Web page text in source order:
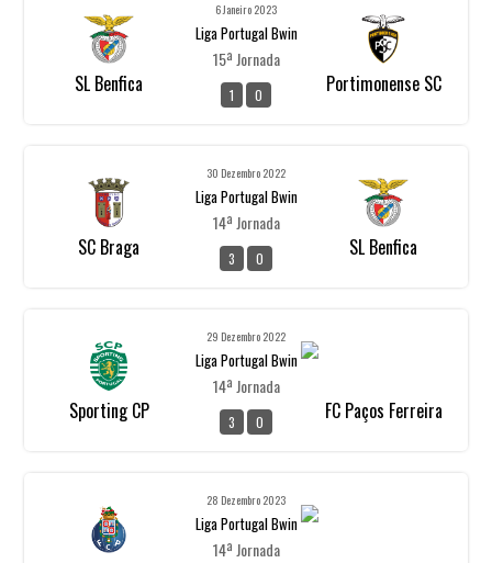
SL Benfica
6 Janeiro 2023
Liga Portugal Bwin
15ª Jornada
1 0 Portimonense SC
SC Braga
30 Dezembro 2022
Liga Portugal Bwin
14ª Jornada
3 0 SL Benfica
Sporting CP
29 Dezembro 2022
Liga Portugal Bwin
14ª Jornada
3 0 FC Paços Ferreira
28 Dezembro 2023
Liga Portugal Bwin
14ª Jornada